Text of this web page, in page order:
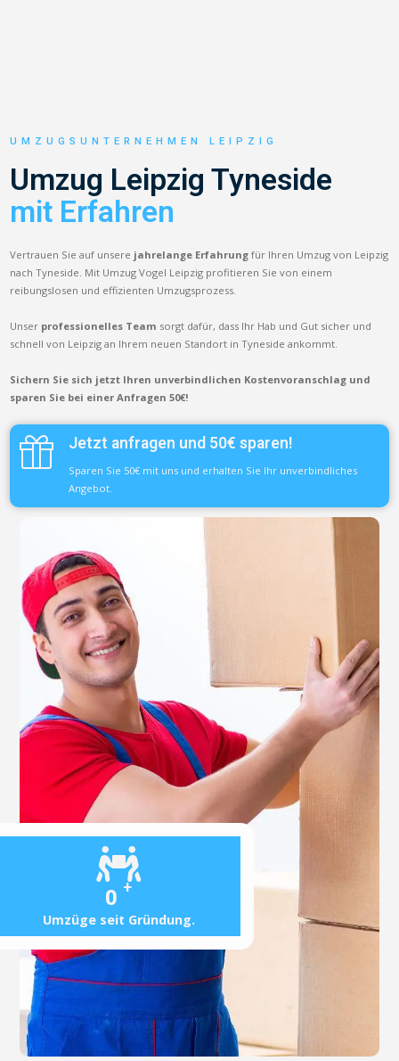
0 +
Umzüge seit Gründung.
UMZUGSUNTERNEHMEN LEIPZIG
Umzug Leipzig Tyneside
mit Erfahren
Vertrauen Sie auf unsere jahrelange Erfahrung für Ihren Umzug von Leipzig
nach Tyneside. Mit Umzug Vogel Leipzig profitieren Sie von einem
reibungslosen und effizienten Umzugsprozess.
Unser professionelles Team sorgt dafür, dass Ihr Hab und Gut sicher und
schnell von Leipzig an Ihrem neuen Standort in Tyneside ankommt.
Sichern Sie sich jetzt Ihren unverbindlichen Kostenvoranschlag und
sparen Sie bei einer Anfragen 50€!
Jetzt anfragen und 50€ sparen!
Sparen Sie 50€ mit uns und erhalten Sie Ihr unverbindliches
Angebot.